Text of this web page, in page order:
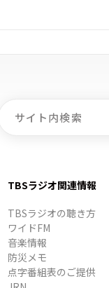
TBSラジオ関連情報
TBSラジオの聴き方
ワイドFM
音楽情報
防災メモ
点字番組表のご提供